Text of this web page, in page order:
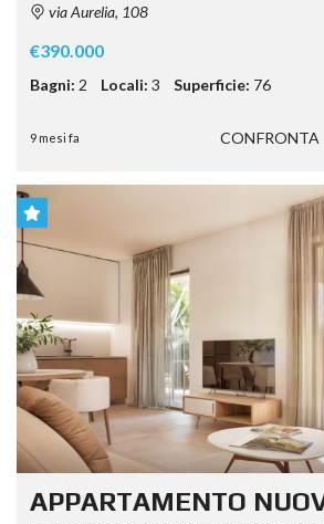
via Aurelia, 108
€390.000
Bagni: 2 Locali: 3 Superficie: 76
9 mesi fa CONFRONTA
APPARTAMENTO